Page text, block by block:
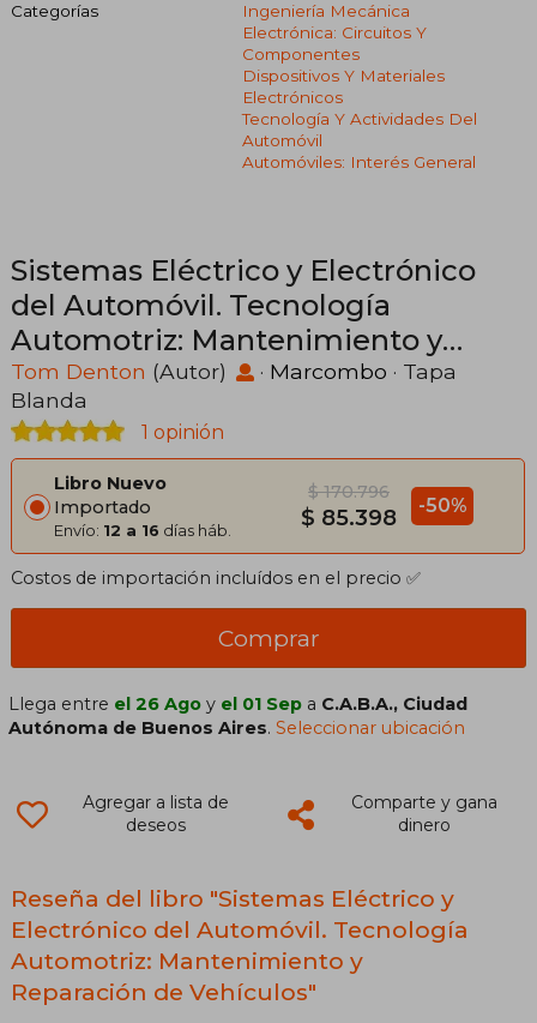
Categorías
Ingeniería Mecánica
Electrónica: Circuitos Y
Componentes
Dispositivos Y Materiales
Electrónicos
Tecnología Y Actividades Del
Automóvil
Automóviles: Interés General
Sistemas Eléctrico y Electrónico
del Automóvil. Tecnología
Automotriz: Mantenimiento y
Reparación de Vehículos
Tom Denton (Autor) · Marcombo · Tapa
Blanda
1 opinión
Libro Nuevo
Importado
Envío: 12 a 16 días háb.
$ 170.796
$ 85.398 -50%
Costos de importación incluídos en el precio ✅
Comprar
Llega entre el 26 Ago y el 01 Sep a C.A.B.A., Ciudad
Autónoma de Buenos Aires.Seleccionar ubicación
Agregar a lista de
deseos
Comparte y gana
dinero
Reseña del libro "Sistemas Eléctrico y
Electrónico del Automóvil. Tecnología
Automotriz: Mantenimiento y
Reparación de Vehículos"